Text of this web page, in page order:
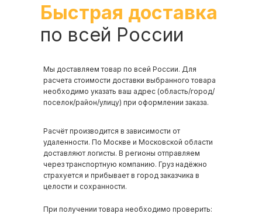
Быстрая доставка
по всей России
Мы доставляем товар по всей России. Для
расчета стоимости доставки выбранного товара
необходимо указать ваш адрес (область/город/
поселок/район/улицу) при оформлении заказа.
Расчёт производится в зависимости от
удаленности. По Москве и Московской области
доставляют логисты. В регионы отправляем
через транспортную компанию. Груз надёжно
страхуется и прибывает в город заказчика в
целости и сохранности.
При получении товара необходимо проверить: